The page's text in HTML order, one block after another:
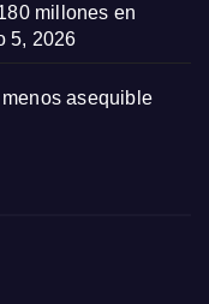
millones en
5, 2026
asequible